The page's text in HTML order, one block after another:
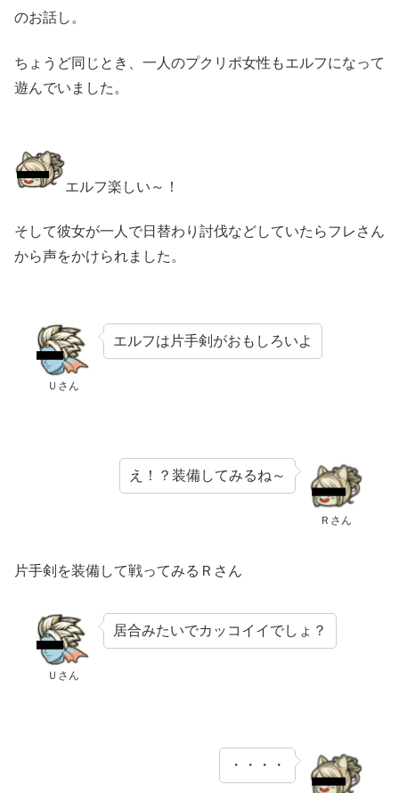
のお話し。
ちょうど同じとき、一人のプクリポ女性もエルフになって
遊んでいました。
エルフ楽しい～！
そして彼女が一人で日替わり討伐などしていたらフレさん
から声をかけられました。
Ｕさん
エルフは片手剣がおもしろいよ
Ｒさん
え！？装備してみるね～
片手剣を装備して戦ってみるＲさん
Ｕさん
居合みたいでカッコイイでしょ？
・・・・